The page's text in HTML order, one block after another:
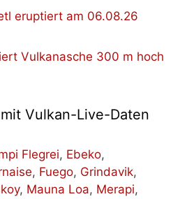
eruptiert am 06.08.26
Vulkanasche 300 m hoch
Vulkan-Live-Daten
Flegrei, Ebeko,
, Fuego, Grindavik,
, Mauna Loa, Merapi,